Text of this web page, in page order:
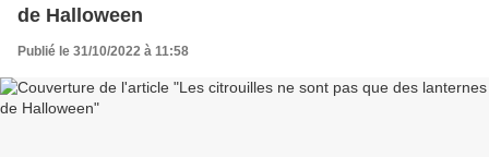
de Halloween
Publié le 31/10/2022 à 11:58